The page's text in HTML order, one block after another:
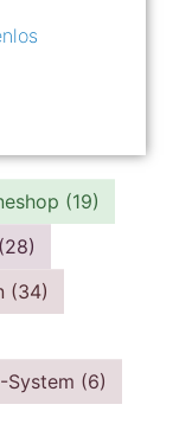
(19)
(28)
(34)
System (6)